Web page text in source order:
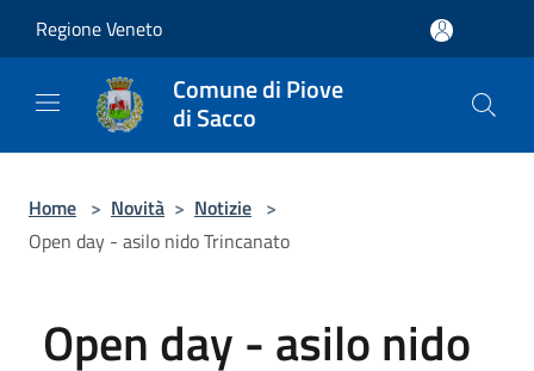
Regione Veneto
Comune di Piove
di Sacco
Home > Novità > Notizie >
Open day - asilo nido Trincanato
Open day - asilo nido